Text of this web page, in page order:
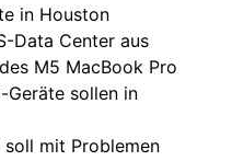
in Houston
Data Center aus
M5 MacBook Pro
Geräte sollen in
soll mit Problemen